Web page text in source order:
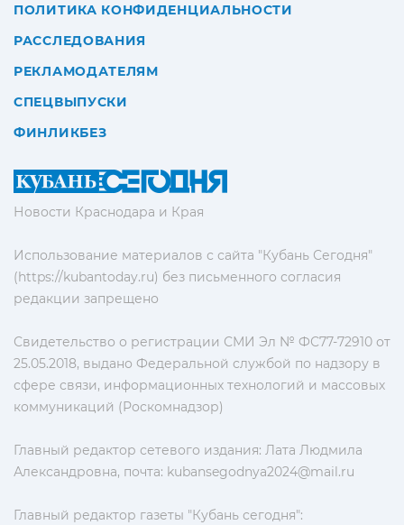
Новости Краснодара и Края
Использование материалов с сайта "Кубань Сегодня"
(https://kubantoday.ru) без письменного согласия
редакции запрещено
Свидетельство о регистрации СМИ Эл № ФС77-72910 от
25.05.2018, выдано Федеральной службой по надзору в
сфере связи, информационных технологий и массовых
коммуникаций (Роскомнадзор)
Главный редактор сетевого издания: Лата Людмила
Александровна, почта: kubansegodnya2024@mail.ru
Главный редактор газеты "Кубань сегодня":
ПОЛИТИКА КОНФИДЕНЦИАЛЬНОСТИ
РАССЛЕДОВАНИЯ
РЕКЛАМОДАТЕЛЯМ
СПЕЦВЫПУСКИ
ФИНЛИКБЕЗ